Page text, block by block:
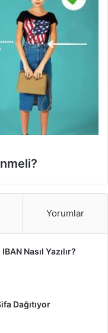
Yorumlar
Nasıl Yazılır?
Dağıtıyor